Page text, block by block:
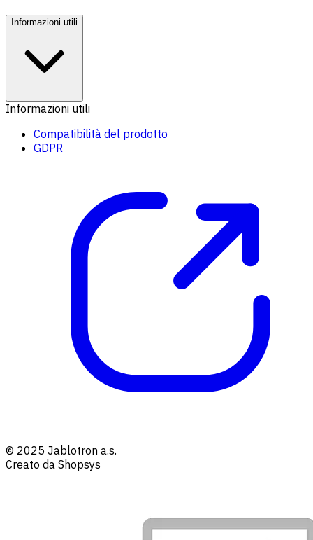
Informazioni utili
Informazioni utili
Compatibilità del prodotto
GDPR
© 2025 Jablotron a.s.
Creato da Shopsys